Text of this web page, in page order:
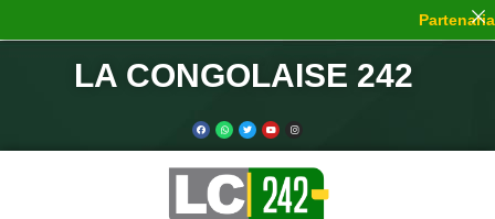
LA CONGOLAISE 242